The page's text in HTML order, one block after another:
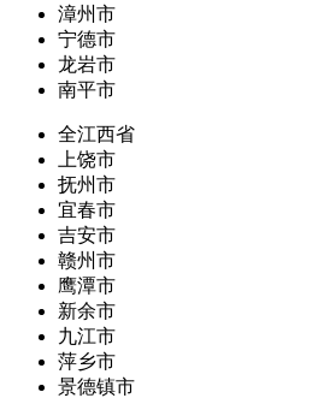
漳州市
宁德市
龙岩市
南平市
全江西省
上饶市
抚州市
宜春市
吉安市
赣州市
鹰潭市
新余市
九江市
萍乡市
景德镇市